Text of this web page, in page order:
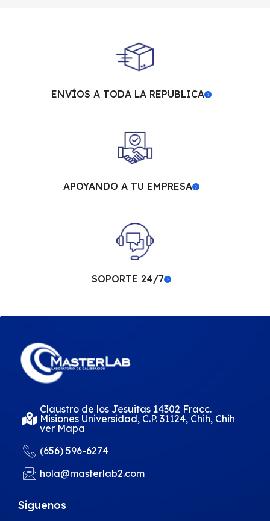
ENVÍOS A TODA LA REPUBLICA
APOYANDO A TU EMPRESA
SOPORTE 24/7
Claustro de los Jesuitas 14302 Fracc.
Misiones Universidad, C.P. 31124, Chih, Chih
ver Mapa
(656) 596-6274
hola@masterlab2.com
Siguenos